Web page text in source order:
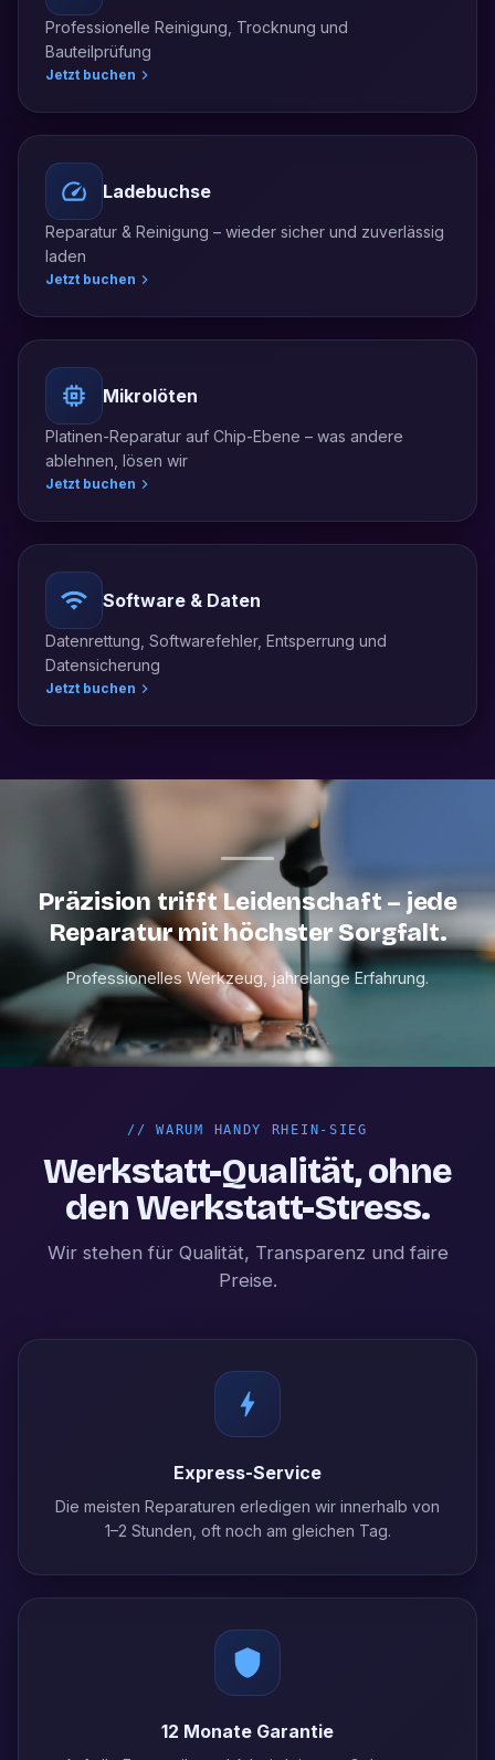
Professionelle Reinigung, Trocknung und
Bauteilprüfung
Jetzt buchen
Ladebuchse
Reparatur & Reinigung – wieder sicher und zuverlässig
laden
Jetzt buchen
Mikrolöten
Platinen-Reparatur auf Chip-Ebene – was andere
ablehnen, lösen wir
Jetzt buchen
Software & Daten
Datenrettung, Softwarefehler, Entsperrung und
Datensicherung
Jetzt buchen
Präzision trifft Leidenschaft – jede
Reparatur mit höchster Sorgfalt.
Professionelles Werkzeug, jahrelange Erfahrung.
//WARUM HANDY RHEIN-SIEG
Werkstatt-Qualität, ohne
den Werkstatt-Stress.
Wir stehen für Qualität, Transparenz und faire
Preise.
Express-Service
Die meisten Reparaturen erledigen wir innerhalb von
1–2 Stunden, oft noch am gleichen Tag.
12 Monate Garantie